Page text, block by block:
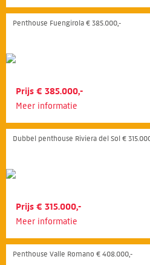
Penthouse Fuengirola € 385.000,-
Prijs € 385.000,-
Meer informatie
Dubbel penthouse Riviera del Sol €
Prijs € 315.000,-
Meer informatie
Penthouse Valle Romano € 408.000,-